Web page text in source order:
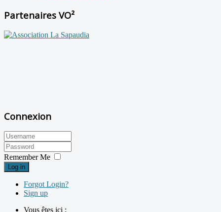
Partenaires VO²
Connexion
Remember Me
Log in
Forgot Login?
Sign up
Vous êtes ici :